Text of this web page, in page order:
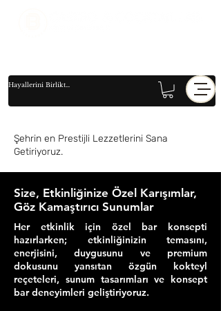
Şehrin en Prestijli Lezzetlerini Sana
Getiriyoruz.
Size, Etkinliğinize Özel Karışımlar,
Göz Kamaştırıcı Sunumlar
Her etkinlik için özel bar konsepti
hazırlarken; etkinliğinizin temasını,
enerjisini, duygusunu ve premium
dokusunu yansıtan özgün kokteyl
reçeteleri, sunum tasarımları ve konsept
bar deneyimleri geliştiriyoruz.